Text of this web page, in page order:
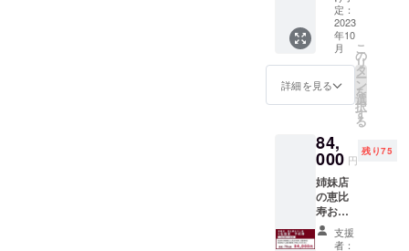
5月31日
ご希
望の場
合は備
掲載し
たい名
ださ
い。
ンバー
をお伝
えくだ
さい。
※こちら
のご支
HPへお
名前の
掲載が
可能で
す。
掲載期
間：
2023年
ます。
※ドリン
ク代は
含まれ
ており
ませ
になっ
た分だ
計させ
ていた
だきま
す。 ※
お食事
効期
限：
2023年
10月〜
2024年
2月（店
舗休業
こちら
のご予
約券に
国産ラ
ム焼肉
コース
（最大4
名様
定：
2023
年10
月
詳細を見る
こ
の
リ
タ
ー
ン
を
選
択
す
る
84,
000 円
残り75
姉妹店
の恵比
寿おう
し座の
６名個
支援
者：